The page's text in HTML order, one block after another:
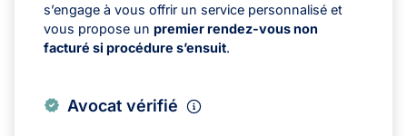
s’engage à vous offrir un service personnalisé et
vous propose un premier rendez-vous non
facturé si procédure s’ensuit.
Avocat vérifié